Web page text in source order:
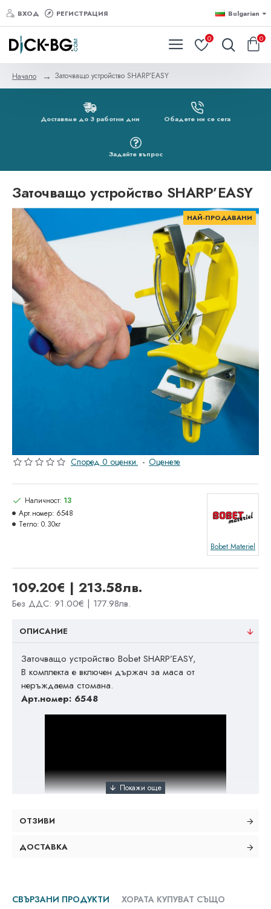
ВХОД РЕГИСТРАЦИЯ Bulgarian
0 0
Начало Заточващо устройство SHARP’EASY
Доставяме до 3 работни дни Обадете ни се сега
Задайте въпрос
Заточващо устройство SHARP’EASY
НАЙ-ПРОДАВАНИ
Според 0 оценки. - Оценете
109.20€ | 213.58лв.
Без ДДС: 91.00€ | 177.98лв.
Наличност: 13
Арт.номер: 6548
Тегло: 0.30кг
Bobet Materiel
ОПИСАНИЕ
Заточващо устройство Bobet SHARP’EASY,
В комплекта е включен държач за маса от
неръждаема стомана.
Арт.номер: 6548
ОТЗИВИ
ДОСТАВКА
СВЪРЗАНИ ПРОДУКТИ ХОРАТА КУПУВАТ СЪЩО